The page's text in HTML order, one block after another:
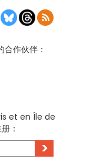
作伙伴：
et en Île de
：
>